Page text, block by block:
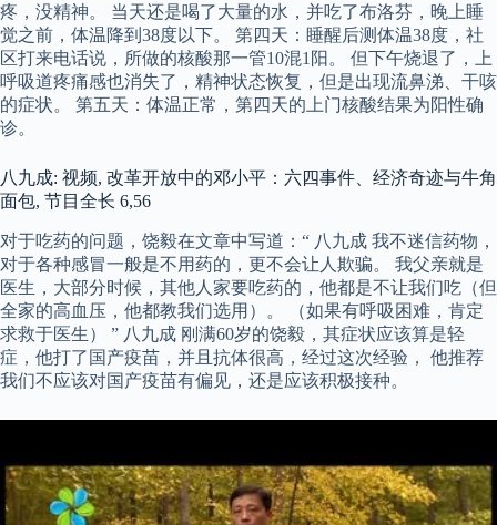
疼，没精神。 当天还是喝了大量的水，并吃了布洛芬，晚上睡
觉之前，体温降到38度以下。 第四天：睡醒后测体温38度，社
区打来电话说，所做的核酸那一管10混1阳。 但下午烧退了，上
呼吸道疼痛感也消失了，精神状态恢复，但是出现流鼻涕、干咳
的症状。 第五天：体温正常，第四天的上门核酸结果为阳性确
诊。
八九成: 视频, 改革开放中的邓小平：六四事件、经济奇迹与牛角
面包, 节目全长 6,56
对于吃药的问题，饶毅在文章中写道：“ 八九成 我不迷信药物，
对于各种感冒一般是不用药的，更不会让人欺骗。 我父亲就是
医生，大部分时候，其他人家要吃药的，他都是不让我们吃（但
全家的高血压，他都教我们选用）。 （如果有呼吸困难，肯定
求救于医生） ” 八九成 刚满60岁的饶毅，其症状应该算是轻
症，他打了国产疫苗，并且抗体很高，经过这次经验， 他推荐
我们不应该对国产疫苗有偏见，还是应该积极接种。